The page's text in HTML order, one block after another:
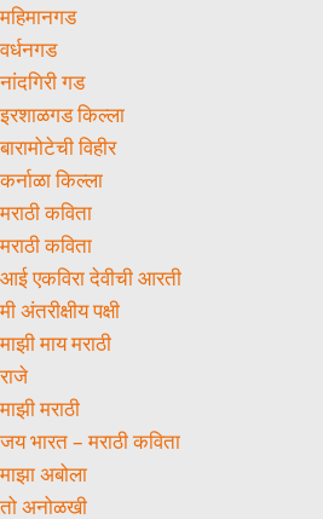
महिमानगड
वर्धनगड
नांदगिरी गड
इरशाळगड किल्ला
बारामोटेची विहीर
कर्नाळा किल्ला
मराठी कविता
मराठी कविता
आई एकविरा देवीची आरती
मी अंतरीक्षीय पक्षी
माझी माय मराठी
राजे
माझी मराठी
जय भारत – मराठी कविता
माझा अबोला
तो अनोळखी